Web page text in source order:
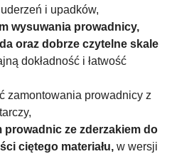
i upadków,
wysuwania prowadnicy,
oraz dobrze czytelne skale
dokładność i łatwość
zamontowania prowadnicy z
prowadnic ze zderzakiem do
ciętego materiału, w wersji